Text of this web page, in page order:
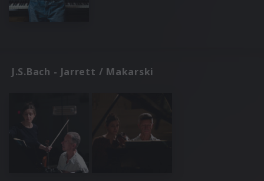
J.S.Bach - Jarrett / Makarski